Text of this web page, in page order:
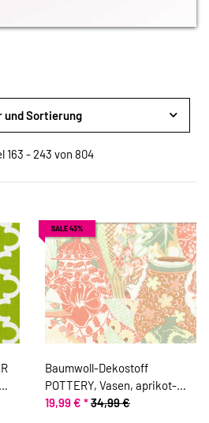
und Sortierung
163 - 243 von 804
SALE 43%
Baumwoll-Dekostoff
POTTERY, Vasen, aprikot-
lindgrün
19,99 € *34,99 €